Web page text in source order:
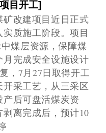
目开工]
改建项目近日正式
质施工阶段。项目
煤层资源，保障煤
完成安全设施设计
，7月27日取得开工
采工艺，从三采区
后可盘活煤炭资
离完成后，预计10